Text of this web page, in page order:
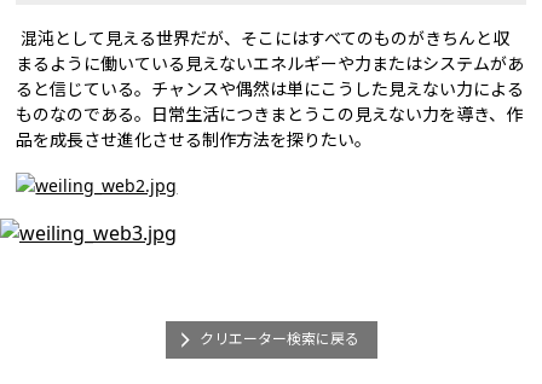
混沌として見える世界だが、そこにはすべてのものがきちんと収
まるように働いている見えないエネルギーや力またはシステムがあ
ると信じている。チャンスや偶然は単にこうした見えない力による
ものなのである。日常生活につきまとうこの見えない力を導き、作
品を成長させ進化させる制作方法を探りたい。
クリエーター検索に戻る